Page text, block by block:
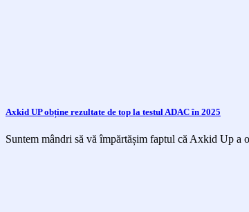
Axkid UP obține rezultate de top la testul ADAC în 2025
Suntem mândri să vă împărtășim faptul că Axkid Up a